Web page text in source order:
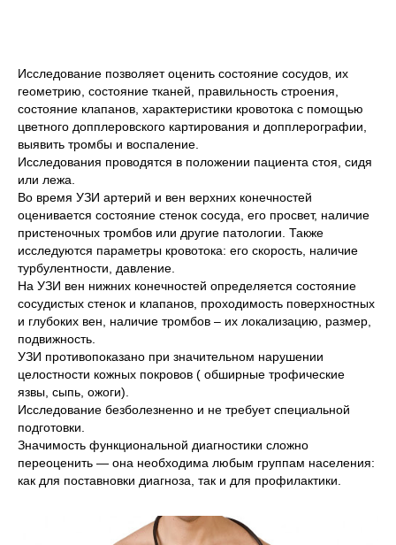
Исследование позволяет оценить состояние сосудов, их
геометрию, состояние тканей, правильность строения,
состояние клапанов, характеристики кровотока с помощью
цветного допплеровского картирования и допплерографии,
выявить тромбы и воспаление.
Исследования проводятся в положении пациента стоя, сидя
или лежа.
Во время УЗИ артерий и вен верхних конечностей
оценивается состояние стенок сосуда, его просвет, наличие
пристеночных тромбов или другие патологии. Также
исследуются параметры кровотока: его скорость, наличие
турбулентности, давление.
На УЗИ вен нижних конечностей определяется состояние
сосудистых стенок и клапанов, проходимость поверхностных
и глубоких вен, наличие тромбов – их локализацию, размер,
подвижность.
УЗИ противопоказано при значительном нарушении
целостности кожных покровов ( обширные трофические
язвы, сыпь, ожоги).
Исследование безболезненно и не требует специальной
подготовки.
Значимость функциональной диагностики сложно
переоценить — она необходима любым группам населения:
как для поставновки диагноза, так и для профилактики.